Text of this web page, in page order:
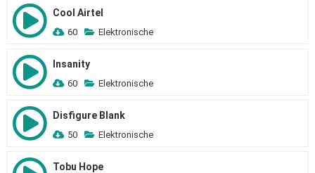
Cool Airtel
60 Elektronische
Insanity
60 Elektronische
Disfigure Blank
50 Elektronische
Tobu Hope